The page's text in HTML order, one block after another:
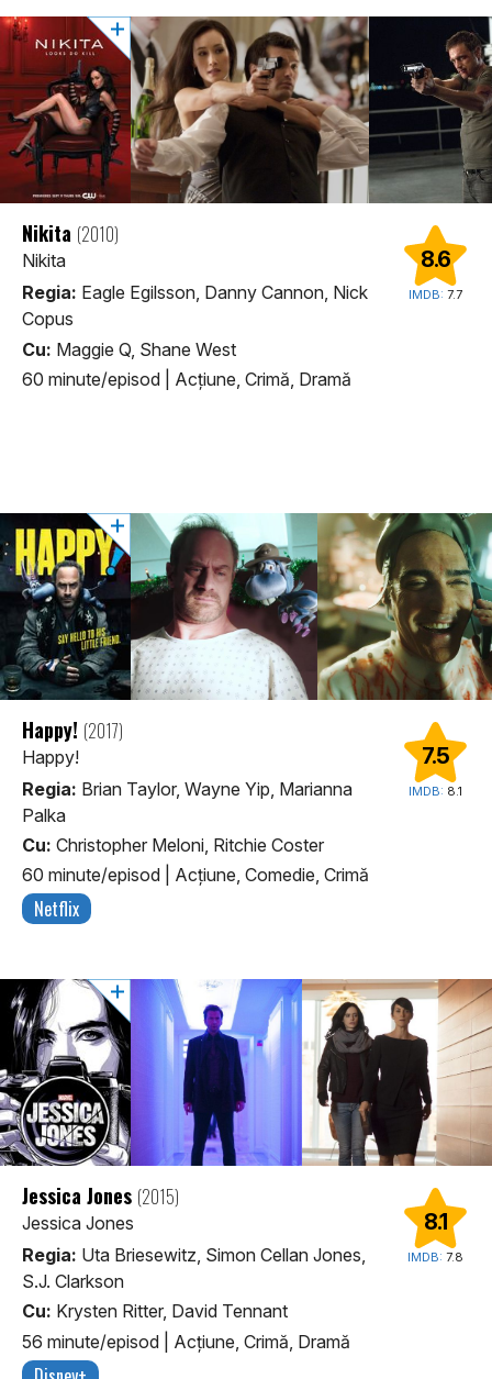
8.6
IMDB: 7.7
Nikita (2010)
Nikita
Regia: Eagle Egilsson, Danny Cannon, Nick
Copus
Cu: Maggie Q, Shane West
60 minute/episod
Acţiune, Crimă, Dramă
7.5
IMDB: 8.1
Happy! (2017)
Happy!
Regia: Brian Taylor, Wayne Yip, Marianna
Palka
Cu: Christopher Meloni, Ritchie Coster
60 minute/episod
Acţiune, Comedie, Crimă
Netflix
8.1
IMDB: 7.8
Jessica Jones (2015)
Jessica Jones
Regia: Uta Briesewitz, Simon Cellan Jones,
S.J. Clarkson
Cu: Krysten Ritter, David Tennant
56 minute/episod
Acţiune, Crimă, Dramă